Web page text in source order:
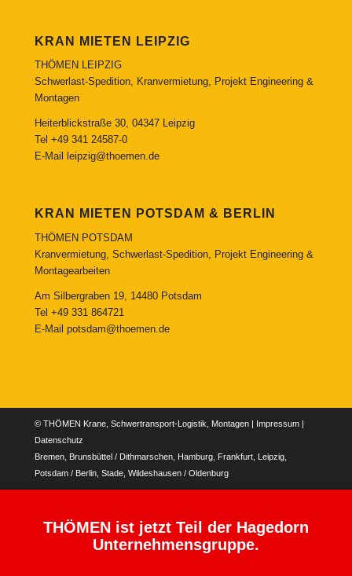
KRAN MIETEN LEIPZIG
THÖMEN LEIPZIG
Schwerlast-Spedition, Kranvermietung, Projekt Engineering &
Montagen
Heiterblickstraße 30, 04347 Leipzig
Tel +49 341 24587-0
E-Mail
leipzig@thoemen.de
KRAN MIETEN POTSDAM & BERLIN
THÖMEN POTSDAM
Kranvermietung, Schwerlast-Spedition, Projekt Engineering &
Montagearbeiten
Am Silbergraben 19, 14480 Potsdam
Tel +49 331 864721
E-Mail potsdam@thoemen.de
© THÖMEN Krane, Schwertransport-Logistik, Montagen | Impressum|
Datenschutz
Bremen, Brunsbüttel / Dithmarschen, Hamburg, Frankfurt, Leipzig,
Potsdam / Berlin, Stade, Wildeshausen / Oldenburg
THÖMEN ist jetzt Teil der Hagedorn
Unternehmensgruppe.